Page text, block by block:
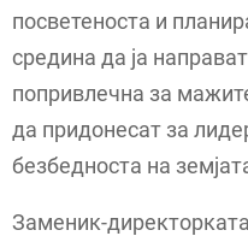
посветеноста и
средина да ја
попривлечна за
да придонесат за
безбедноста на
Заменик-